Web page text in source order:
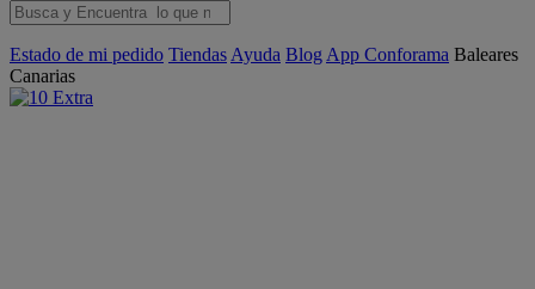
Estado de mi pedido Tiendas Ayuda Blog App Conforama Baleares
Canarias